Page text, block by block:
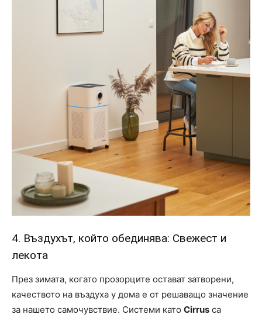
4. Въздухът, който обединява: Свежест и
лекота
През зимата, когато прозорците остават затворени,
качеството на въздуха у дома е от решаващо значение
за нашето самочувствие. Системи като Cirrus са